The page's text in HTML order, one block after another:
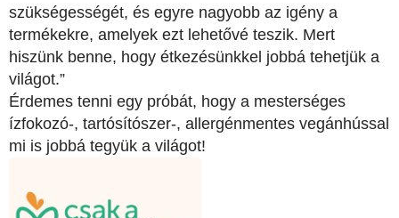
szükségességét, és egyre nagyobb az igény a
termékekre, amelyek ezt lehetővé teszik. Mert
hiszünk benne, hogy étkezésünkkel jobbá tehetjük a
világot.”
Érdemes tenni egy próbát, hogy a mesterséges
ízfokozó-, tartósítószer-, allergénmentes vegánhússal
mi is jobbá tegyük a világot!